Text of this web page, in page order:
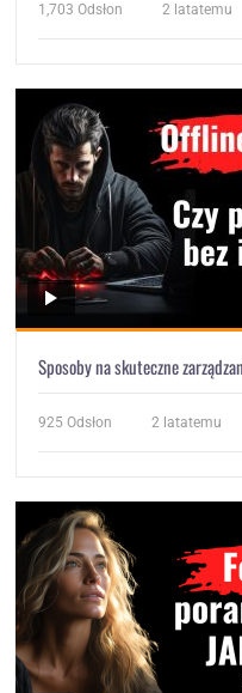
1,703 Odsłon 2 latatemu
Sposoby na skuteczne
925 Odsłon 2 latatemu